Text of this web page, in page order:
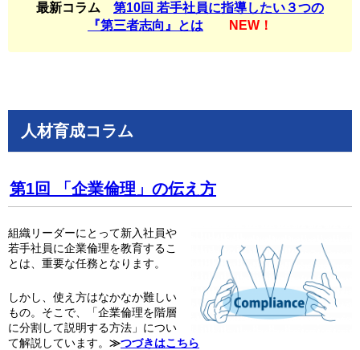
最新コラム
第10回 若手社員に指導したい３つの
『第三者志向』とは
NEW！
人材育成コラム
第1回 「企業倫理」の伝え方
組織リーダーにとって新入社員や
若手社員に企業倫理を教育するこ
とは、重要な任務となります。
しかし、使え方はなかなか難しい
もの。そこで、「企業倫理を階層
に分割して説明する方法」につい
て解説しています。 ≫つづきはこちら